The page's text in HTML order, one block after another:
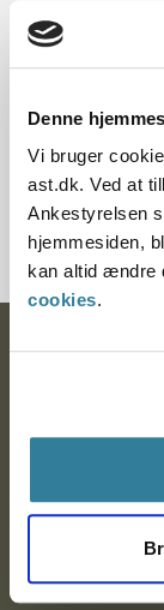
Denne
Vi bruger
ast.dk. Ved at
Ankestyrelsen
hjemmesiden,
kan altid ændre
cookies.
kvalifikationer,
adoptionsforløb
måneder under
måtte anses for
endvidere tillagt
ville blive
matches med